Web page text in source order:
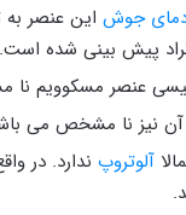
جوش
پیش بینی شده است.
عنصر مسکوویم
آن نیز نا مشخص می
آلوتروپ ندارد. در